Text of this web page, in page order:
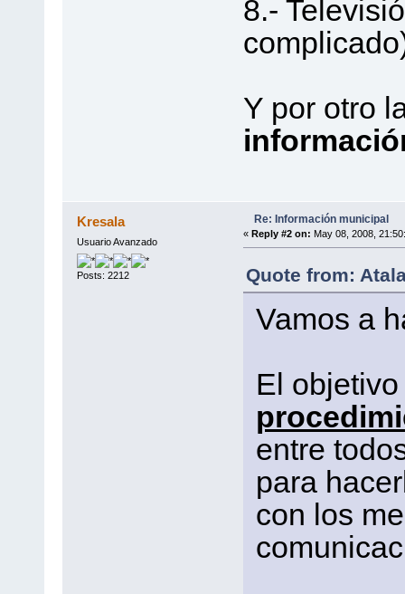
8.-
Y por otro
Kresala
Usuario Avanzado
Posts: 2212
Re: Información municipal
« Reply #2 on: May 08, 2008,
Quote from:
Vamos a
El
entre
para
con los